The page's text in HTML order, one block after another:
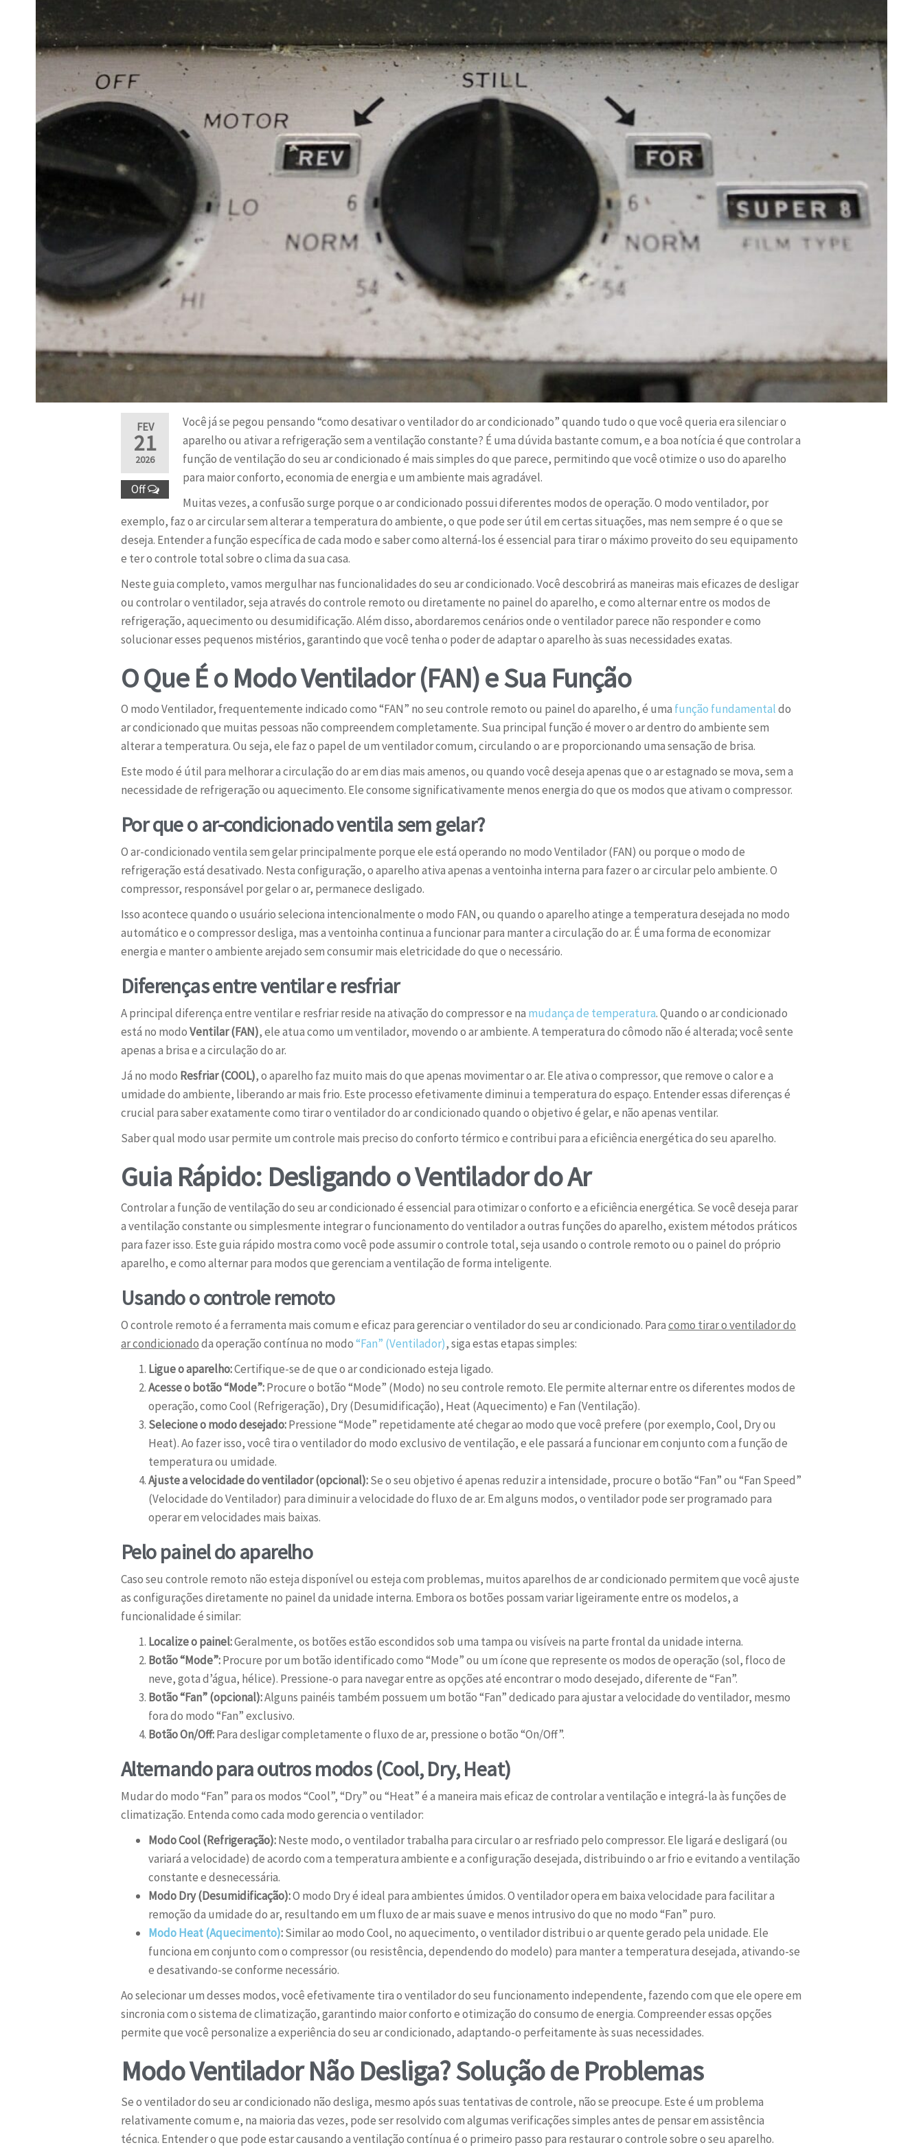
FEV
21
2026
Off
Você já se pegou pensando “como desativar o ventilador do ar condicionado” quando tudo o que você queria era silenciar o
aparelho ou ativar a refrigeração sem a ventilação constante? É uma dúvida bastante comum, e a boa notícia é que controlar a
função de ventilação do seu ar condicionado é mais simples do que parece, permitindo que você otimize o uso do aparelho
para maior conforto, economia de energia e um ambiente mais agradável.
Muitas vezes, a confusão surge porque o ar condicionado possui diferentes modos de operação. O modo ventilador, por
exemplo, faz o ar circular sem alterar a temperatura do ambiente, o que pode ser útil em certas situações, mas nem sempre é o que se
deseja. Entender a função específica de cada modo e saber como alterná-los é essencial para tirar o máximo proveito do seu equipamento
e ter o controle total sobre o clima da sua casa.
Neste guia completo, vamos mergulhar nas funcionalidades do seu ar condicionado. Você descobrirá as maneiras mais eficazes de desligar
ou controlar o ventilador, seja através do controle remoto ou diretamente no painel do aparelho, e como alternar entre os modos de
refrigeração, aquecimento ou desumidificação. Além disso, abordaremos cenários onde o ventilador parece não responder e como
solucionar esses pequenos mistérios, garantindo que você tenha o poder de adaptar o aparelho às suas necessidades exatas.
O Que É o Modo Ventilador (FAN) e Sua Função
O modo Ventilador, frequentemente indicado como “FAN” no seu controle remoto ou painel do aparelho, é uma função fundamentaldo
ar condicionado que muitas pessoas não compreendem completamente. Sua principal função é mover o ar dentro do ambiente sem
alterar a temperatura. Ou seja, ele faz o papel de um ventilador comum, circulando o ar e proporcionando uma sensação de brisa.
Este modo é útil para melhorar a circulação do ar em dias mais amenos, ou quando você deseja apenas que o ar estagnado se mova, sem a
necessidade de refrigeração ou aquecimento. Ele consome significativamente menos energia do que os modos que ativam o compressor.
Por que o ar-condicionado ventila sem gelar?
O ar-condicionado ventila sem gelar principalmente porque ele está operando no modo Ventilador (FAN) ou porque o modo de
refrigeração está desativado. Nesta configuração, o aparelho ativa apenas a ventoinha interna para fazer o ar circular pelo ambiente. O
compressor, responsável por gelar o ar, permanece desligado.
Isso acontece quando o usuário seleciona intencionalmente o modo FAN, ou quando o aparelho atinge a temperatura desejada no modo
automático e o compressor desliga, mas a ventoinha continua a funcionar para manter a circulação do ar. É uma forma de economizar
energia e manter o ambiente arejado sem consumir mais eletricidade do que o necessário.
Diferenças entre ventilar e resfriar
A principal diferença entre ventilar e resfriar reside na ativação do compressor e na mudança de temperatura. Quando o ar condicionado
está no modoVentilar (FAN), ele atua como um ventilador, movendo o ar ambiente. A temperatura do cômodo não é alterada; você sente
apenas a brisa e a circulação do ar.
Já no modo Resfriar (COOL), o aparelho faz muito mais do que apenas movimentar o ar. Ele ativa o compressor, que remove o calor e a
umidade do ambiente, liberando ar mais frio. Este processo efetivamente diminui a temperatura do espaço. Entender essas diferenças é
crucial para saber exatamente como tirar o ventilador do ar condicionado quando o objetivo é gelar, e não apenas ventilar.
Saber qual modo usar permite um controle mais preciso do conforto térmico e contribui para a eficiência energética do seu aparelho.
Guia Rápido: Desligando o Ventilador do Ar
Controlar a função de ventilação do seu ar condicionado é essencial para otimizar o conforto e a eficiência energética. Se você deseja parar
a ventilação constante ou simplesmente integrar o funcionamento do ventilador a outras funções do aparelho, existem métodos práticos
para fazer isso. Este guia rápido mostra como você pode assumir o controle total, seja usando o controle remoto ou o painel do próprio
aparelho, e como alternar para modos que gerenciam a ventilação de forma inteligente.
Usando o controle remoto
O controle remoto é a ferramenta mais comum e eficaz para gerenciar o ventilador do seu ar condicionado. Paracomo tirar o ventilador do
ar condicionadoda operação contínua no modo“Fan” (Ventilador), siga estas etapas simples:
Ligue o aparelho:Certifique-se de que o ar condicionado esteja ligado.
Acesse o botão “Mode”:Procure o botão “Mode” (Modo) no seu controle remoto. Ele permite alternar entre os diferentes modos de
operação, como Cool (Refrigeração), Dry (Desumidificação), Heat (Aquecimento) e Fan (Ventilação).
Selecione o modo desejado:Pressione “Mode” repetidamente até chegar ao modo que você prefere (por exemplo, Cool, Dry ou
Heat). Ao fazer isso, você tira o ventilador do modo exclusivo de ventilação, e ele passará a funcionar em conjunto com a função de
temperatura ou umidade.
Ajuste a velocidade do ventilador (opcional):Se o seu objetivo é apenas reduzir a intensidade, procure o botão “Fan” ou “Fan Speed”
(Velocidade do Ventilador) para diminuir a velocidade do fluxo de ar. Em alguns modos, o ventilador pode ser programado para
operar em velocidades mais baixas.
Pelo painel do aparelho
Caso seu controle remoto não esteja disponível ou esteja com problemas, muitos aparelhos de ar condicionado permitem que você ajuste
as configurações diretamente no painel da unidade interna. Embora os botões possam variar ligeiramente entre os modelos, a
funcionalidade é similar:
Localize o painel:Geralmente, os botões estão escondidos sob uma tampa ou visíveis na parte frontal da unidade interna.
Botão “Mode”:Procure por um botão identificado como “Mode” ou um ícone que represente os modos de operação (sol, floco de
neve, gota d’água, hélice). Pressione-o para navegar entre as opções até encontrar o modo desejado, diferente de “Fan”.
Botão “Fan” (opcional):Alguns painéis também possuem um botão “Fan” dedicado para ajustar a velocidade do ventilador, mesmo
fora do modo “Fan” exclusivo.
Botão On/Off:Para desligar completamente o fluxo de ar, pressione o botão “On/Off”.
Alternando para outros modos (Cool, Dry, Heat)
Mudar do modo “Fan” para os modos “Cool”, “Dry” ou “Heat” é a maneira mais eficaz de controlar a ventilação e integrá-la às funções de
climatização. Entenda como cada modo gerencia o ventilador:
Modo Cool (Refrigeração):Neste modo, o ventilador trabalha para circular o ar resfriado pelo compressor. Ele ligará e desligará (ou
variará a velocidade) de acordo com a temperatura ambiente e a configuração desejada, distribuindo o ar frio e evitando a ventilação
constante e desnecessária.
Modo Dry (Desumidificação):O modo Dry é ideal para ambientes úmidos. O ventilador opera em baixa velocidade para facilitar a
remoção da umidade do ar, resultando em um fluxo de ar mais suave e menos intrusivo do que no modo “Fan” puro.
Modo Heat (Aquecimento):Similar ao modo Cool, no aquecimento, o ventilador distribui o ar quente gerado pela unidade. Ele
funciona em conjunto com o compressor (ou resistência, dependendo do modelo) para manter a temperatura desejada, ativando-se
e desativando-se conforme necessário.
Ao selecionar um desses modos, você efetivamente tira o ventilador do seu funcionamento independente, fazendo com que ele opere em
sincronia com o sistema de climatização, garantindo maior conforto e otimização do consumo de energia. Compreender essas opções
permite que você personalize a experiência do seu ar condicionado, adaptando-o perfeitamente às suas necessidades.
Modo Ventilador Não Desliga? Solução de Problemas
Se o ventilador do seu ar condicionado não desliga, mesmo após suas tentativas de controle, não se preocupe. Este é um problema
relativamente comum e, na maioria das vezes, pode ser resolvido com algumas verificações simples antes de pensar em assistência
técnica. Entender o que pode estar causando a ventilação contínua é o primeiro passo para restaurar o controle sobre o seu aparelho.